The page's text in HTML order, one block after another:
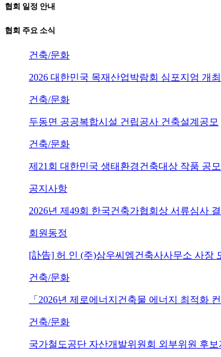
협회 일정 안내
협회 주요 소식
건축/문화
2026 대한민국 목재산업박람회 심포지엄 개
건축/문화
두동면 공공복합시설 건립공사 건축설계공모
건축/문화
제21회 대한민국 생태환경건축대상 작품 공
공지사항
2026년 제49회 한국건축가협회상 서류심사
회원동정
[訃告] 허 인 (주)삼우씨엠건축사사무소 사장
건축/문화
「2026년 제로에너지건축물 에너지 최적화
건축/문화
국가철도공단 자산개발위원회 외부위원 후보